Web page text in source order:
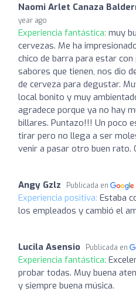
Naomi Arlet Canaza
year ago
Experiencia fantástica: muy
cervezas. Me ha
chico de barra para estar
sabores que tienen, nos dio
de cerveza para degustar.
local bonito y muy
agradece porque ya no hay
billares. Puntazo!!! Un poco
tirar pero no llega a ser
venir a pasar otro buen rato.
Angy Gzlz Publicada en
Experiencia positiva: Estaba
los empleados y cambió el
Lucila Asensio Publicada en
Experiencia fantástica:
probar todas. Muy buena
y siempre buena música.